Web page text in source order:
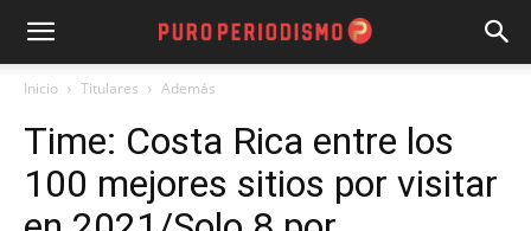
Inicio Titulares Además
Time: Costa Rica entre los
100 mejores sitios por visitar